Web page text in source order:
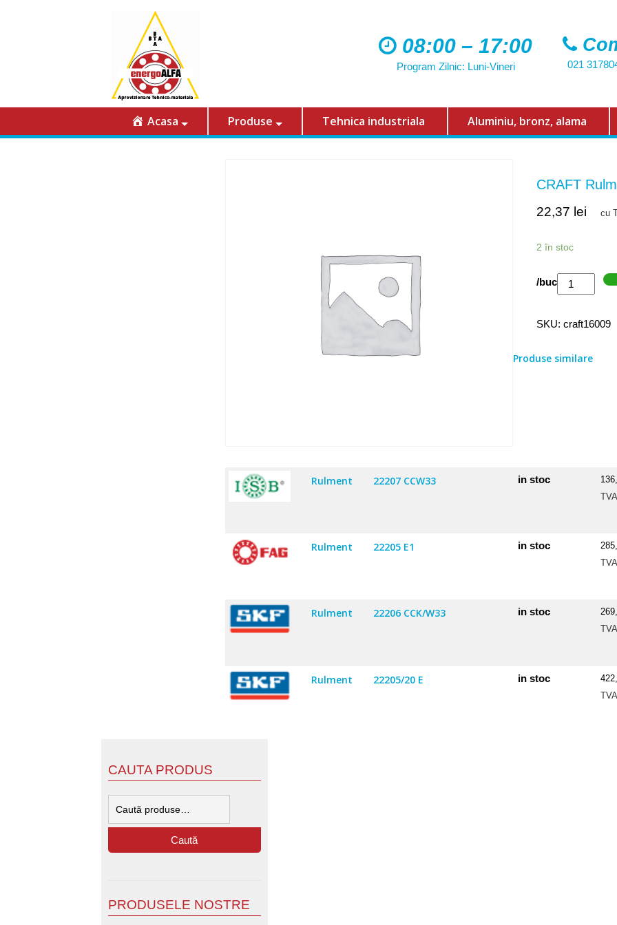
08:00 – 17:00
Program Zilnic: Luni-Vineri 021
Acasa Produse Tehnica industriala Aluminiu, bronz, alama
CRAFT
22,37 lei cu
2 în stoc
Cantitate
CRAFT
/buc
SKU:craft16009
Produse similare
Rulment 22207 CCW33 in stoc
TVA
Rulment 22205 E1 in stoc
TVA
Rulment 22206 CCK/W33 in stoc
TVA
Rulment 22205/20 E in stoc
TVA
CAUTA PRODUS
Caută
PRODUSELE NOSTRE